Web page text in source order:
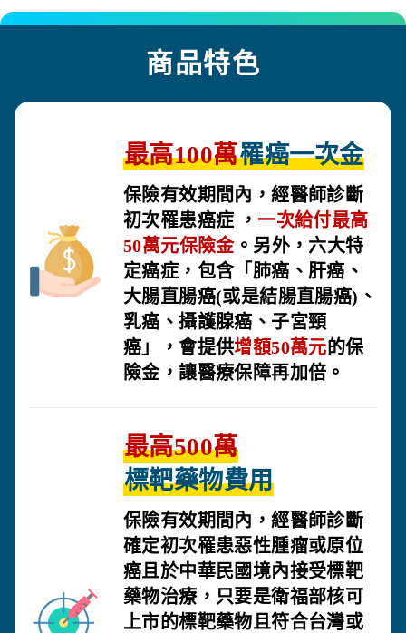
商品特色
最高100萬罹癌一次金
保險有效期間內，經醫師診斷
初次罹患癌症 ，一次給付最高
50萬元保險金。另外，六大特
定癌症，包含「肺癌、肝癌、
大腸直腸癌(或是結腸直腸癌)、
乳癌、攝護腺癌、子宮頸
癌」，會提供增額50萬元的保
險金，讓醫療保障再加倍。
最高500萬
標靶藥物費用
保險有效期間內，經醫師診斷
確定初次罹患惡性腫瘤或原位
癌且於中華民國境內接受標靶
藥物治療，只要是衛福部核可
上市的標靶藥物且符合台灣或